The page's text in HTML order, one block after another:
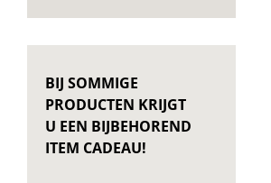
BIJ SOMMIGE
PRODUCTEN KRIJGT
U EEN BIJBEHOREND
ITEM CADEAU!